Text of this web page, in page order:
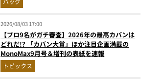
2026/08/03 17:00
【プロ9名がガチ審査】2026年の最高カバンは
どれだ!? 「カバン大賞」ほか注目企画満載の
MonoMax9月号＆増刊の表紙を速報
トピックス